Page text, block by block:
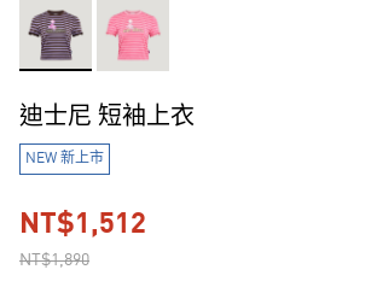
迪士尼 短袖上衣
NEW 新上市
NT$1,890
NT$1,512